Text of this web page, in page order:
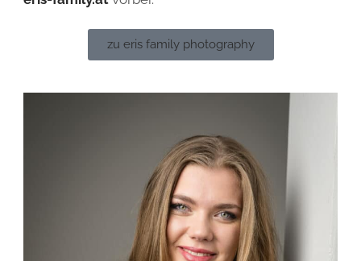
zu eris family photography